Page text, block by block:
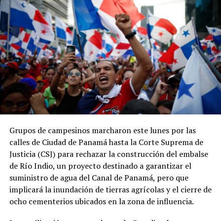
panameña disminuyó de 11.9 % a 11.3 % del PIB, en
contraste con el incremento de 0.2 puntos
porcentuales registrado por el promedio regional.
Los datos coinciden con las estadísticas del Ministerio
de Economía y Finanzas (MEF), que muestran una
tendencia descendente en los ingresos del Gobierno
Central. La relación entre los ingresos tributarios y el
PIB pasó de 13 % en 2012 a 7.1 % en 2025, mientras que
los ingresos totales del Gobierno Central disminuyeron
Especialistas consultados atribuyen este desempeño a la
amplia cantidad de incentivos y exoneraciones fiscales
vigentes en el país.
El economista Aristides Hernández sostuvo que Panamá
mantiene una de las cargas tributarias más bajas del
Grupos de campesinos marcharon este lunes por las
calles de Ciudad de Panamá hasta la Corte Suprema de
Justicia (CSJ) para rechazar la construcción del embalse
de Río Indio, un proyecto destinado a garantizar el
suministro de agua del Canal de Panamá, pero que
implicará la inundación de tierras agrícolas y el cierre de
ocho cementerios ubicados en la zona de influencia.